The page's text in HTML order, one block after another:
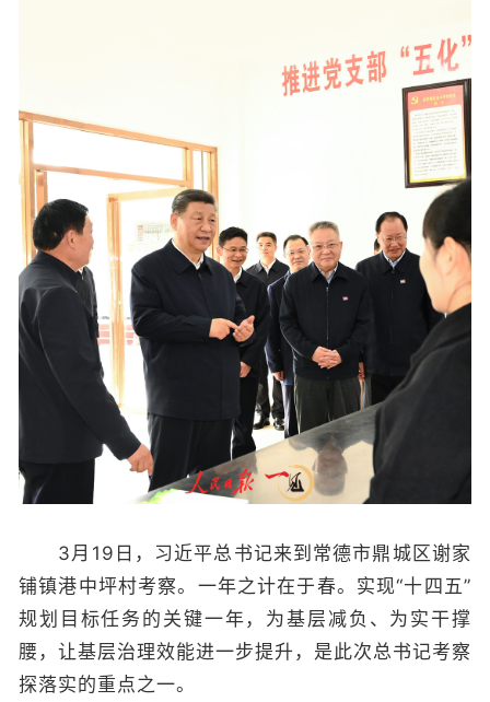
3月19日，习近平总书记来到常德市鼎城区谢家
铺镇港中坪村考察。一年之计在于春。实现“十四五”
规划目标任务的关键一年，为基层减负、为实干撑
腰，让基层治理效能进一步提升，是此次总书记考察
探落实的重点之一。